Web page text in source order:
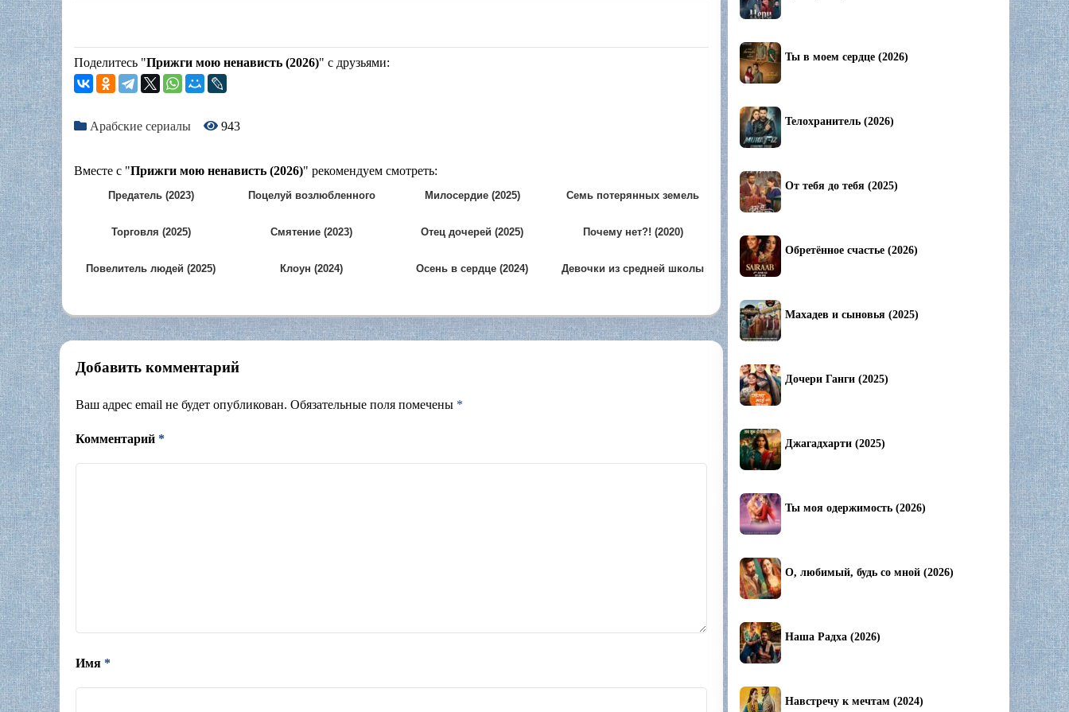
Поделитесь "Прижги мою ненависть (2026)" с друзьями:
Арабские сериалы 943
Вместе с "Прижги мою ненависть (2026)" рекомендуем смотреть:
Предатель (2023)
Поцелуй возлюбленного
Милосердие (2025)
Семь потерянных земель
Торговля (2025) Смятение (2023) Отец дочерей (2025) Почему нет?! (2020)
Повелитель людей (2025) Клоун (2024) Осень в сердце (2024)
Девочки из средней школы
Добавить комментарий
Ваш адрес email не будет опубликован. Обязательные поля помечены *
Комментарий *
Имя *
Ты в моем сердце (2026)
Телохранитель (2026)
От тебя до тебя (2025)
Обретённое счастье (2026)
Махадев и сыновья (2025)
Дочери Ганги (2025)
Джагадхарти (2025)
Ты моя одержимость (2026)
О, любимый, будь со мной (2026)
Наша Радха (2026)
Навстречу к мечтам (2024)